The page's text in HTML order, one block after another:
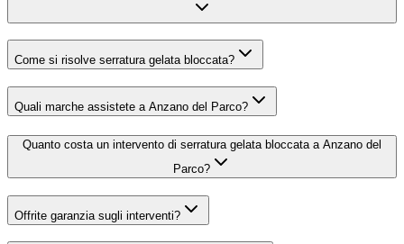
Come si risolve serratura gelata bloccata?
Quali marche assistete a Anzano del Parco?
Quanto costa un intervento di serratura gelata bloccata a Anzano del
Parco?
Offrite garanzia sugli interventi?